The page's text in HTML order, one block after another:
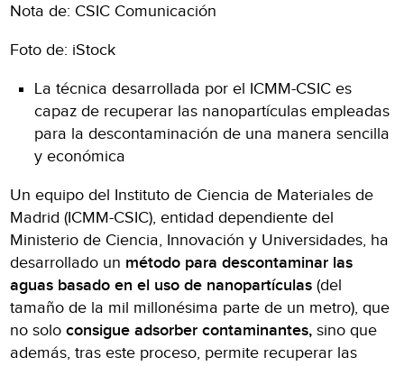
Nota de: CSIC Comunicación
Foto de: iStock
La técnica desarrollada por el ICMM-CSIC es
capaz de recuperar las nanopartículas empleadas
para la descontaminación de una manera sencilla
y económica
Un equipo del Instituto de Ciencia de Materiales de
Madrid (ICMM-CSIC), entidad dependiente del
Ministerio de Ciencia, Innovación y Universidades, ha
desarrollado un método para descontaminar las
aguas basado en el uso de nanopartículas (del
tamaño de la mil millonésima parte de un metro), que
no soloconsigue adsorber contaminantes, sino que
además, tras este proceso, permite recuperar las